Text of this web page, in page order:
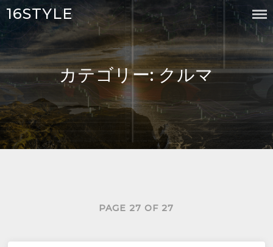
Skip
content
16STYLE
カテゴリー:クルマ
PAGE 27 OF 27